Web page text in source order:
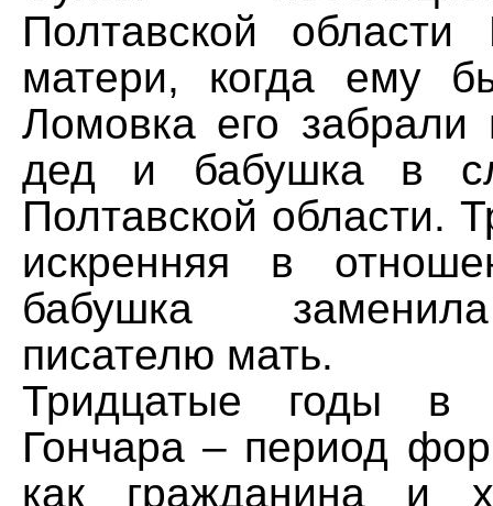
Полтавской
матери, когда ему
Ломовка его забрали
дед и бабушка в
Полтавской области.
искренняя в
бабушка
писателю мать.
Тридцатые годы в
Гончара – период
как гражданина и